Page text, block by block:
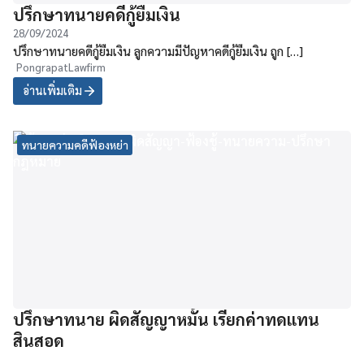
ปรึกษาทนายคดีกู้ยืมเงิน
28/09/2024
ปรึกษาทนายคดีกู้ยืมเงิน ลูกความมีปัญหาคดีกู้ยืมเงิน ถูก […]
PongrapatLawfirm
อ่านเพิ่มเติม
ทนายความคดีฟ้องหย่า
ปรึกษาทนาย ผิดสัญญาหมั้น เรียกค่าทดแทน
สินสอด